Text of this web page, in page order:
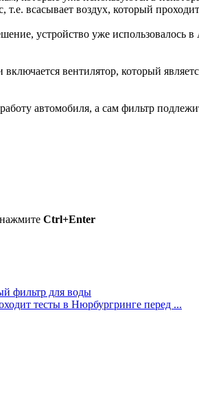
всасывает воздух, который
устройство уже
вентилятор, который
автомобиля, а сам фильтр
Ctrl+Enter
фильтр для воды
тесты в Нюрбургринге перед ...